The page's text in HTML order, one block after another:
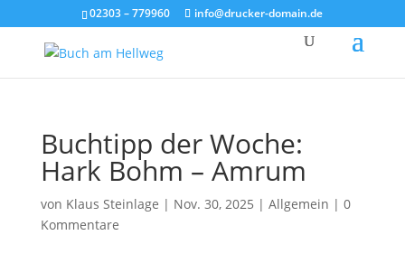
02303 – 779960 info@drucker-domain.de
Buchtipp der Woche:
Hark Bohm – Amrum
von Klaus Steinlage | Nov. 30, 2025 | Allgemein | 0
Kommentare